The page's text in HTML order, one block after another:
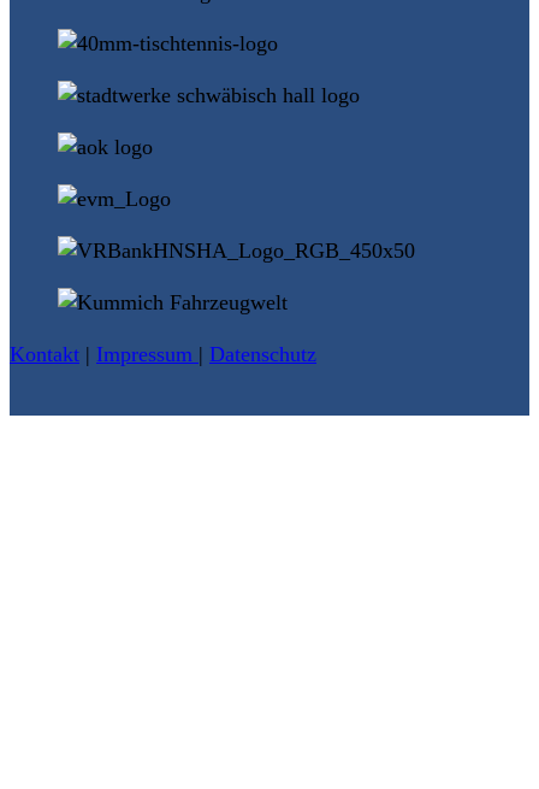
Kontakt | Impressum | Datenschutz